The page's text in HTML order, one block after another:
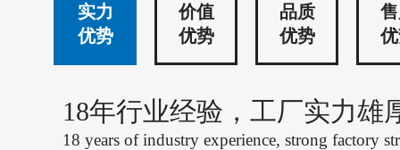
实力
优势
价值
优势
品质
优势
18年行业经验，工厂实力雄
18 years of industry experience, strong factory